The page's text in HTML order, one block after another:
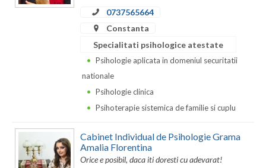
0737565664
Constanta
Specialitati psihologice atestate
Psihologie aplicata in domeniul securitatii
nationale
Psihologie clinica
Psihoterapie sistemica de familie si cuplu
Cabinet Individual de Psihologie Grama
Amalia Florentina
Orice e posibil, daca iti doresti cu adevarat!